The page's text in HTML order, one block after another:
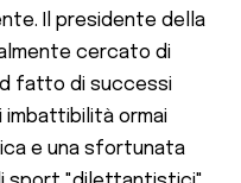
Il presidente della
cercato di
fatto di successi
imbattibilità ormai
e una sfortunata